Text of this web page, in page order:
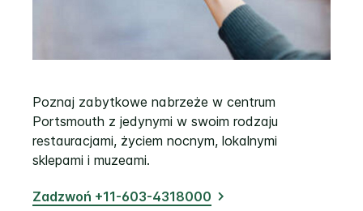
Poznaj zabytkowe nabrzeże w centrum
Portsmouth z jedynymi w swoim rodzaju
restauracjami, życiem nocnym, lokalnymi
sklepami i muzeami.
Zadzwoń +11-603-4318000